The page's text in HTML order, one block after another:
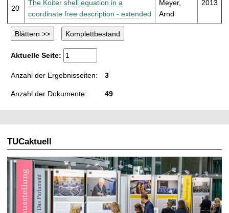
20
The Koiter shell equation in a
coordinate free description - extended
Meyer,
Arnd
2013
Aktuelle Seite:
Anzahl der Ergebnisseiten: 3
Anzahl der Dokumente: 49
TUCaktuell